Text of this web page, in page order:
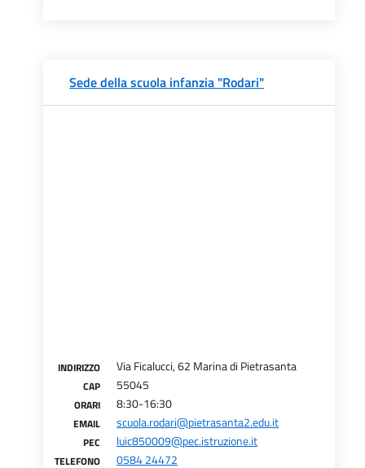
Sede della scuola infanzia "Rodari"
INDIRIZZO Via Ficalucci, 62 Marina di Pietrasanta
CAP 55045
ORARI 8:30-16:30
EMAIL scuola.rodari@pietrasanta2.edu.it
PEC luic850009@pec.istruzione.it
TELEFONO 0584 24472